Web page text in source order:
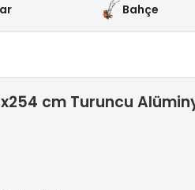
Bahçe
cm Turuncu